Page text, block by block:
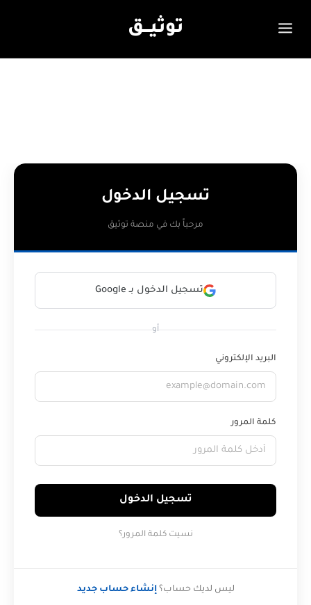
توثيـــق
تسجيل الدخول
مرحباً بك في منصة توثيق
تسجيل الدخول بـ Google
أو
البريد الإلكتروني
كلمة المرور
تسجيل الدخول
نسيت كلمة المرور؟
ليس لديك حساب؟إنشاء حساب جديد